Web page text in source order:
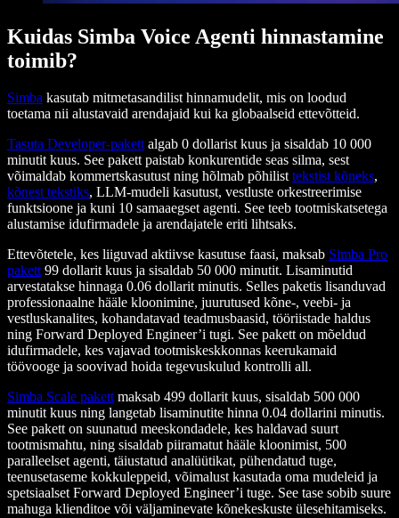
Kuidas Simba Voice Agenti hinnastamine
toimib?
Simba kasutab mitmetasandilist hinnamudelit, mis on loodud
toetama nii alustavaid arendajaid kui ka globaalseid ettevõtteid.
Tasuta Developer-pakettalgab 0 dollarist kuus ja sisaldab 10 000
minutit kuus. See pakett paistab konkurentide seas silma, sest
võimaldab kommertskasutust ning hõlmab põhilisttekstist kõneks,
kõnest tekstiks, LLM-mudeli kasutust, vestluste orkestreerimise
funktsioone ja kuni 10 samaaegset agenti. See teeb tootmiskatsetega
alustamise idufirmadele ja arendajatele eriti lihtsaks.
Ettevõtetele, kes liiguvad aktiivse kasutuse faasi, maksab Simba Pro
pakett99 dollarit kuus ja sisaldab 50 000 minutit. Lisaminutid
arvestatakse hinnaga 0.06 dollarit minutis. Selles paketis lisanduvad
professionaalne hääle kloonimine, juurutused kõne-, veebi- ja
vestluskanalites, kohandatavad teadmusbaasid, tööriistade haldus
ning Forward Deployed Engineer’i tugi. See pakett on mõeldud
idufirmadele, kes vajavad tootmiskeskkonnas keerukamaid
töövooge ja soovivad hoida tegevuskulud kontrolli all.
Simba Scale pakettmaksab 499 dollarit kuus, sisaldab 500 000
minutit kuus ning langetab lisaminutite hinna 0.04 dollarini minutis.
See pakett on suunatud meeskondadele, kes haldavad suurt
tootmismahtu, ning sisaldab piiramatut hääle kloonimist, 500
paralleelset agenti, täiustatud analüütikat, pühendatud tuge,
teenusetaseme kokkuleppeid, võimalust kasutada oma mudeleid ja
spetsiaalset Forward Deployed Engineer’i tuge. See tase sobib suure
mahuga klienditoe või väljaminevate kõnekeskuste ülesehitamiseks.